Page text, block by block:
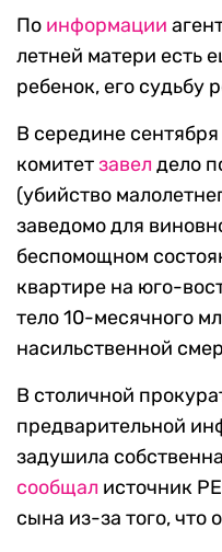
По информации
летней матери есть
ребенок, его судьбу
В середине
комитетзавел дело
(убийство
заведомо для
беспомощном
квартире на юго-
тело 10-месячного
насильственной
В столичной
предварительной
задушила
сообщал источник
сына из-за того, что